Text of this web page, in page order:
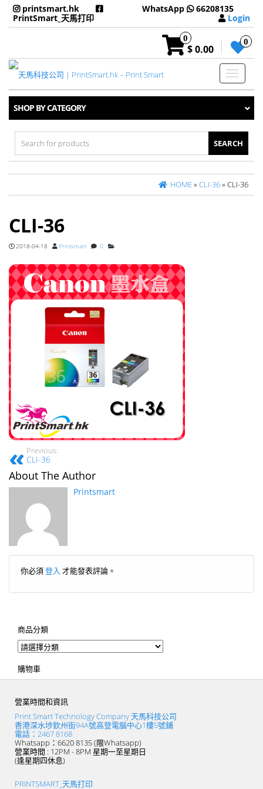
printsmart.hk
PrintSmart_天馬打印
WhatsApp
66208135
Login
0
$ 0.00
0
Toggle
SHOP BY CATEGORY
Search
for:
HOME» CLI-36» CLI-36
CLI-36
2018-04-18 Printsmart 0
Previous:
CLI-36
About The Author
Printsmart
你必須登入 才能發表評論。
商品分類
購物車
營業時間和資訊
Print Smart Technology Company 天馬科技公司
香港深水埗欽州街94A號高登電腦中心1樓5號鋪
電話：2467 8168
Whatsapp：6620 8135 (限Whatsapp)
營業時間 : 12PM - 8PM 星期一至星期日
(逢星期四休息)
PRINTSMART_天馬打印